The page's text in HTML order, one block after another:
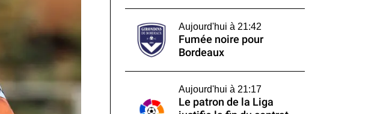
Aujourd'hui à 21:42
Fumée noire pour
Bordeaux
Aujourd'hui à 21:17
Le patron de la Liga